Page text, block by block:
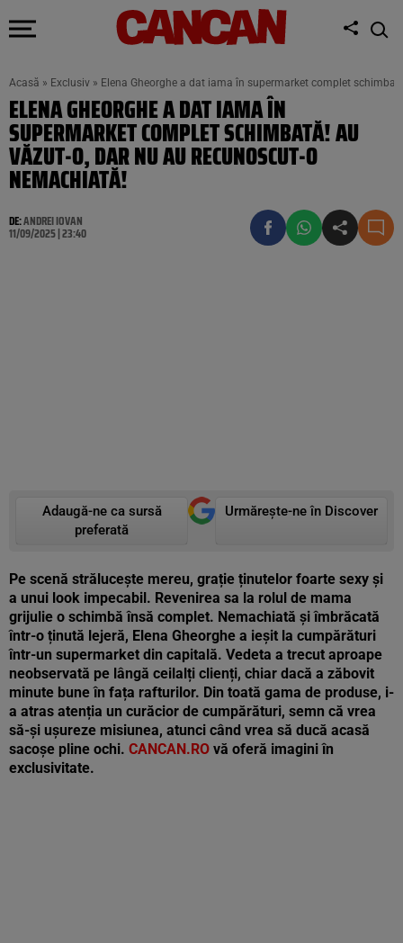
Acasă » Exclusiv » Elena Gheorghe a dat iama în supermarket complet
ELENA GHEORGHE A DAT IAMA ÎN
SUPERMARKET COMPLET SCHIMBATĂ! AU
VĂZUT-O, DAR NU AU RECUNOSCUT-O
NEMACHIATĂ!
DE:ANDREI IOVAN
11/09/2025 | 23:40
Adaugă-ne ca sursă
preferată
Urmărește-ne în Discover
Pe scenă strălucește mereu, grație ținutelor foarte sexy și
a unui look impecabil. Revenirea sa la rolul de mama
grijulie o schimbă însă complet. Nemachiată și îmbrăcată
într-o ținută lejeră, Elena Gheorghe a ieșit la cumpărături
într-un supermarket din capitală. Vedeta a trecut aproape
neobservată pe lângă ceilalți clienți, chiar dacă a zăbovit
minute bune în fața rafturilor. Din toată gama de produse, i-
a atras atenția un curăcior de cumpărături, semn că vrea
să-și ușureze misiunea, atunci când vrea să ducă acasă
sacoșe pline ochi. CANCAN.RO vă oferă imagini în
exclusivitate.